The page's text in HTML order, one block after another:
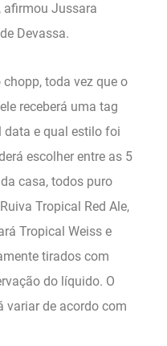
afirmou Jussara
Devassa.
toda vez que o
receberá uma tag
e qual estilo foi
escolher entre as 5
casa, todos puro
Tropical Red Ale,
Tropical Weiss e
tirados com
do líquido. O
variar de acordo com